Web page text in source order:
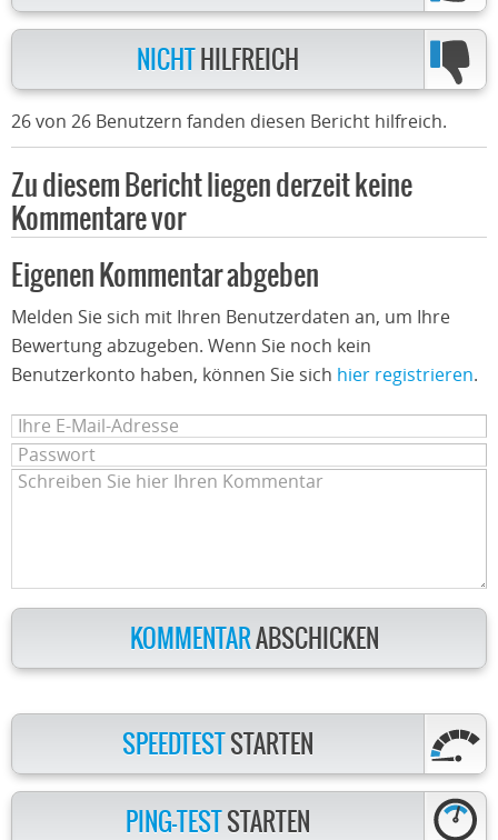
NICHT HILFREICH
26 von 26 Benutzern fanden diesen Bericht hilfreich.
Zu diesem Bericht liegen derzeit keine
Kommentare vor
Eigenen Kommentar abgeben
Melden Sie sich mit Ihren Benutzerdaten an, um Ihre
Bewertung abzugeben. Wenn Sie noch kein
Benutzerkonto haben, können Sie sich hier registrieren.
KOMMENTARABSCHICKEN
SPEEDTESTSTARTEN
PING-TESTSTARTEN